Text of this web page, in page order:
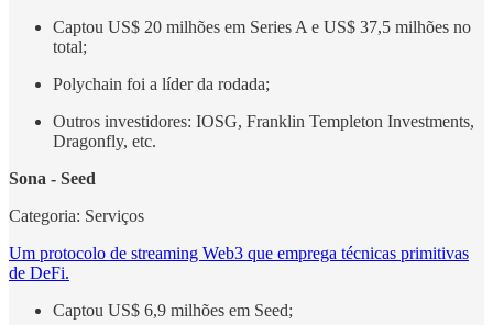
Captou US$ 20 milhões em Series A e US$ 37,5 milhões no
total;
Polychain foi a líder da rodada;
Outros investidores: IOSG, Franklin Templeton Investments,
Dragonfly, etc.
Sona - Seed
Categoria: Serviços
Um protocolo de streaming Web3 que emprega técnicas primitivas
de DeFi.
Captou US$ 6,9 milhões em Seed;